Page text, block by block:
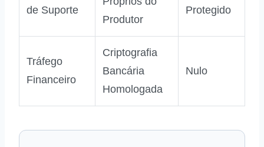
de Suporte
Produtor
Protegido
Tráfego
Financeiro
Criptografia
Bancária
Homologada
Nulo